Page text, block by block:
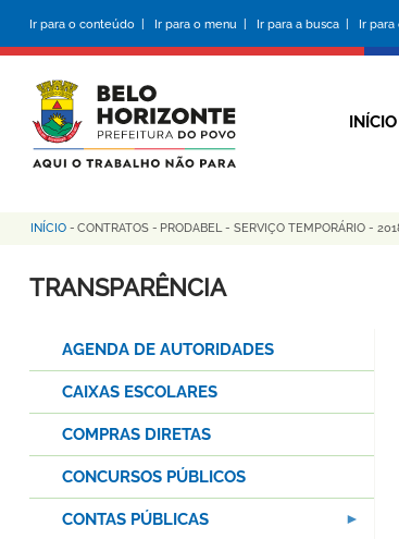
conteúdo
principal
Ir para o conteúdo | Ir para o menu | Ir para a busca | Ir
INÍCIO
Trilha
de
INÍCIO - CONTRATOS - PRODABEL - SERVIÇO TEMPORÁRIO -
TRANSPARÊNCIA
AGENDA DE AUTORIDADES
CAIXAS ESCOLARES
COMPRAS DIRETAS
CONCURSOS PÚBLICOS
CONTAS PÚBLICAS